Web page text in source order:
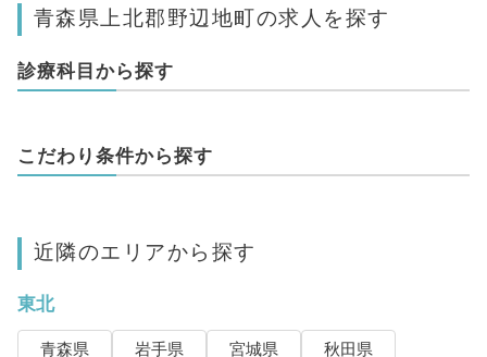
青森県上北郡野辺地町の求人を探す
診療科目から探す
こだわり条件から探す
近隣のエリアから探す
東北
青森県 岩手県 宮城県
秋田県